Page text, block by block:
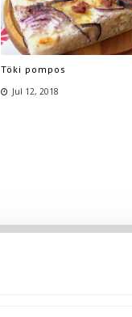
Töki pompos
Jul 12, 2018